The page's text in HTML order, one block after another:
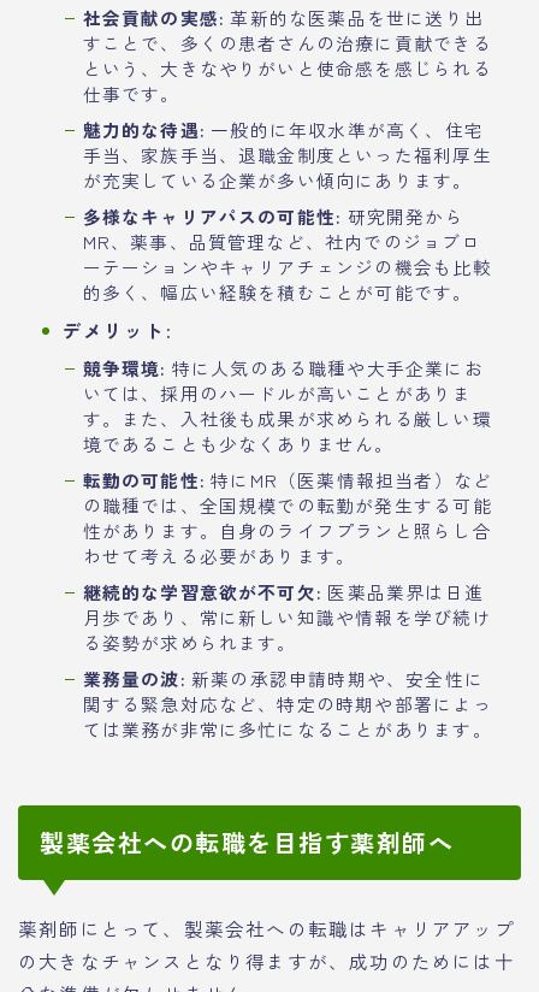
社会貢献の実感: 革新的な医薬品を世に送り出
すことで、多くの患者さんの治療に貢献できる
という、大きなやりがいと使命感を感じられる
仕事です。
魅力的な待遇: 一般的に年収水準が高く、住宅
手当、家族手当、退職金制度といった福利厚生
が充実している企業が多い傾向にあります。
多様なキャリアパスの可能性: 研究開発から
MR、薬事、品質管理など、社内でのジョブロ
ーテーションやキャリアチェンジの機会も比較
的多く、幅広い経験を積むことが可能です。
デメリット:
競争環境: 特に人気のある職種や大手企業にお
いては、採用のハードルが高いことがありま
す。また、入社後も成果が求められる厳しい環
境であることも少なくありません。
転勤の可能性: 特にMR（医薬情報担当者）など
の職種では、全国規模での転勤が発生する可能
性があります。自身のライフプランと照らし合
わせて考える必要があります。
継続的な学習意欲が不可欠: 医薬品業界は日進
月歩であり、常に新しい知識や情報を学び続け
る姿勢が求められます。
業務量の波: 新薬の承認申請時期や、安全性に
関する緊急対応など、特定の時期や部署によっ
ては業務が非常に多忙になることがあります。
製薬会社への転職を目指す薬剤師へ
薬剤師にとって、製薬会社への転職はキャリアアップ
の大きなチャンスとなり得ますが、成功のためには十